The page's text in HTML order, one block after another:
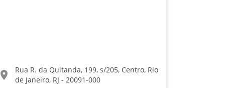
Rua R. da Quitanda, 199, s/205, Centro, Rio
de Janeiro, RJ - 20091-000